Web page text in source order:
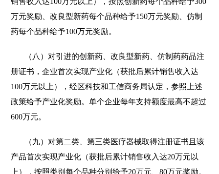
万元奖励、改良型新药每个品种给予150万元奖励、仿制
药每个品种给予100万元奖励。
（八）对引进的创新药、改良型新药、仿制药药品注
册证书，企业首次实现产业化（获批后累计销售收入达
100万元以上），经区科技和工信商务局认定，参照上述
政策给予产业化奖励。单个企业每年支持额度最高不超过
600万元。
（九）对第二类、第三类医疗器械取得注册证书且该
产品首次实现产业化（获批后累计销售收入达20万元以
上），按照类别每个品种分别给予20万元、80万元奖励。